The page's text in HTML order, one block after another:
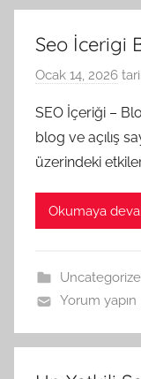
Seo İcerigi
Ocak 14, 2026
SEO İçeriği –
blog ve açılış
üzerindeki
Okumaya
Yorum yapın